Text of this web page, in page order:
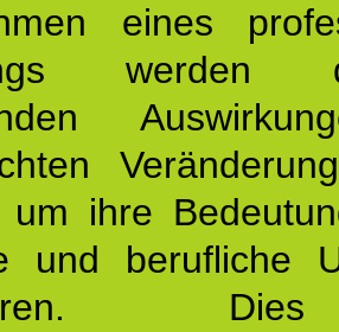
eines
um ihre
und berufliche